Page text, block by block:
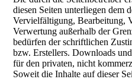
diesen Seiten unterliegen dem
Vervielfältigung, Bearbeitung,
Verwertung außerhalb der
bedürfen der schriftlichen
bzw. Erstellers. Downloads
für den privaten, nicht
Soweit die Inhalte auf dieser